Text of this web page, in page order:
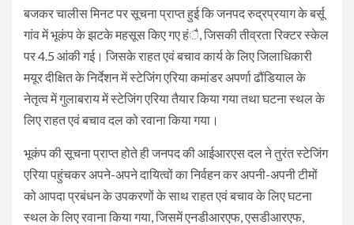
बजकर चालीस मिनट पर सूचना प्राप्त हुई कि जनपद रुद्रप्रयाग के बर्सू
गांव में भूकंप के झटके महसूस किए गए हंै, जिसकी तीव्रता रिक्टर स्केल
पर 4.5 आंकी गई। जिसके राहत एवं बचाव कार्य के लिए जिलाधिकारी
मयूर दीक्षित के निर्देशन में स्टेजिंग एरिया कमांडर अपर्णा ढौंडियाल के
नेतृत्व में गुलाबराय में स्टेजिंग एरिया तैयार किया गया तथा घटना स्थल के
लिए राहत एवं बचाव दल को रवाना किया गया।
भूकंप की सूचना प्राप्त होते ही जनपद की आईआरएस दल ने तुरंत स्टेजिंग
एरिया पहुंचकर अपने-अपने दायित्वों का निर्वहन कर अपनी-अपनी टीमों
को आपदा प्रबंधन के उपकरणों के साथ राहत एवं बचाव के लिए घटना
स्थल के लिए रवाना किया गया, जिसमें एनडीआरएफ, एसडीआरएफ,